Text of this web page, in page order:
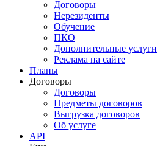
Договоры
Нерезиденты
Обучение
ПКО
Дополнительные услуги
Реклама на сайте
Планы
Договоры
Договоры
Предметы договоров
Выгрузка договоров
Об услуге
API